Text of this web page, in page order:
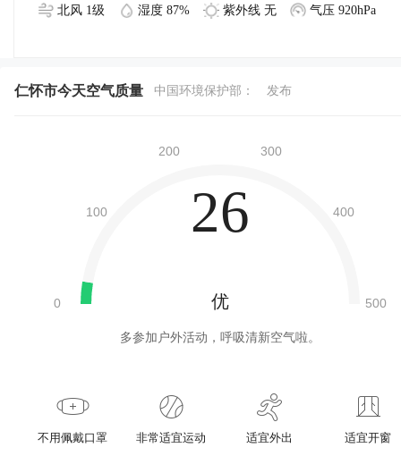
北风 1级 湿度 87% 紫外线 无 气压 920hPa
仁怀市今天空气质量 中国环境保护部： 发布
26
优
多参加户外活动，呼吸清新空气啦。
不用佩戴口罩 非常适宜运动 适宜外出 适宜开窗